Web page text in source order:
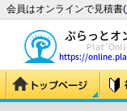
会員はオンラインで見積書(